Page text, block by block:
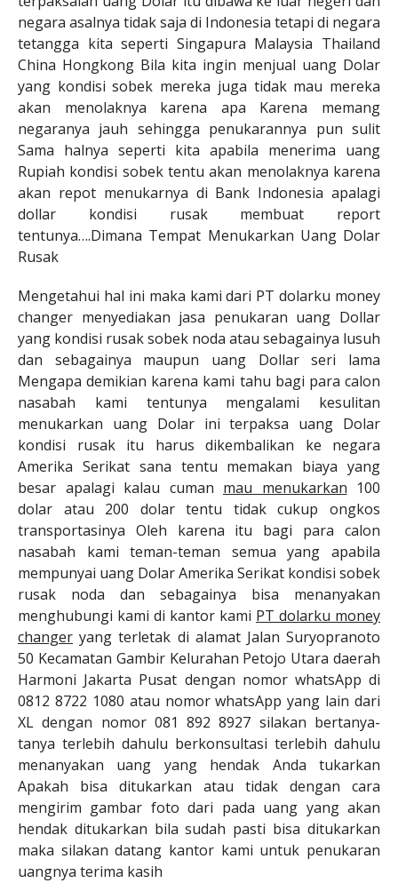
negara asalnya tidak saja di Indonesia tetapi di negara
tetangga kita seperti Singapura Malaysia Thailand
China Hongkong Bila kita ingin menjual uang Dolar
yang kondisi sobek mereka juga tidak mau mereka
akan menolaknya karena apa Karena memang
negaranya jauh sehingga penukarannya pun sulit
Sama halnya seperti kita apabila menerima uang
Rupiah kondisi sobek tentu akan menolaknya karena
akan repot menukarnya di Bank Indonesia apalagi
dollar kondisi rusak membuat report
tentunya….Dimana Tempat Menukarkan Uang Dolar
Rusak
Mengetahui hal ini maka kami dari PT dolarku money
changer menyediakan jasa penukaran uang Dollar
yang kondisi rusak sobek noda atau sebagainya lusuh
dan sebagainya maupun uang Dollar seri lama
Mengapa demikian karena kami tahu bagi para calon
nasabah kami tentunya mengalami kesulitan
menukarkan uang Dolar ini terpaksa uang Dolar
kondisi rusak itu harus dikembalikan ke negara
Amerika Serikat sana tentu memakan biaya yang
besar apalagi kalau cuman mau menukarkan 100
dolar atau 200 dolar tentu tidak cukup ongkos
transportasinya Oleh karena itu bagi para calon
nasabah kami teman-teman semua yang apabila
mempunyai uang Dolar Amerika Serikat kondisi sobek
rusak noda dan sebagainya bisa menanyakan
menghubungi kami di kantor kami PT dolarku money
changer yang terletak di alamat Jalan Suryopranoto
50 Kecamatan Gambir Kelurahan Petojo Utara daerah
Harmoni Jakarta Pusat dengan nomor whatsApp di
0812 8722 1080 atau nomor whatsApp yang lain dari
XL dengan nomor 081 892 8927 silakan bertanya-
tanya terlebih dahulu berkonsultasi terlebih dahulu
menanyakan uang yang hendak Anda tukarkan
Apakah bisa ditukarkan atau tidak dengan cara
mengirim gambar foto dari pada uang yang akan
hendak ditukarkan bila sudah pasti bisa ditukarkan
maka silakan datang kantor kami untuk penukaran
uangnya terima kasih